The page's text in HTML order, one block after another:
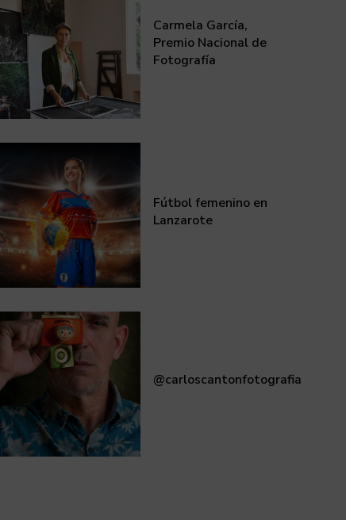
Carmela García,
Premio Nacional de
Fotografía
Fútbol femenino en
Lanzarote
@carloscantonfotografia